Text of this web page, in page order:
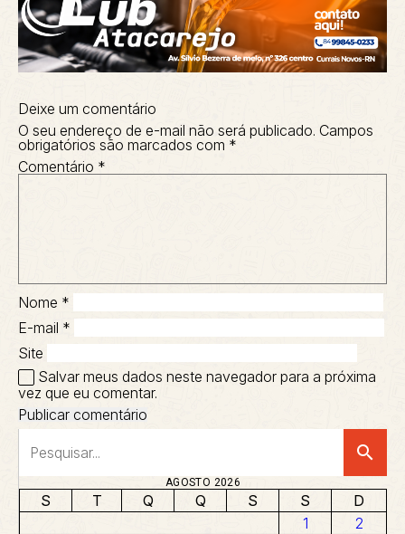
Deixe um comentário
O seu endereço de e-mail não será publicado. Campos
obrigatórios são marcados com *
Comentário *
Nome *
E-mail *
Site
Salvar meus dados neste navegador para a próxima
vez que eu comentar.
search
AGOSTO 2026
S T Q Q S S
D
1
2